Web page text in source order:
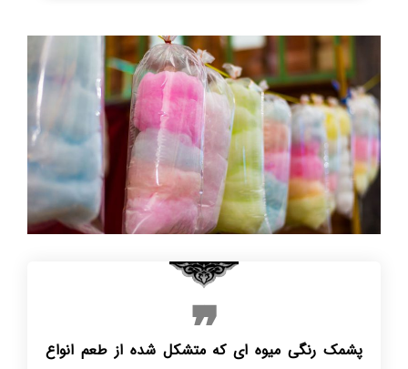
پشمک رنگی میوه ای که متشکل شده از طعم انواع